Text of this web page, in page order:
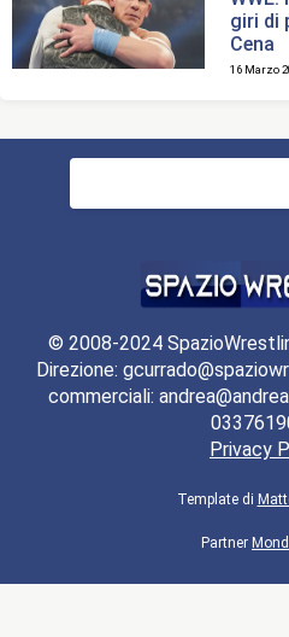
giri di
Cena
16 Marzo
Ricerca
© 2008-2024
Direzione:
commerciali:
Privacy
Template di
Partner